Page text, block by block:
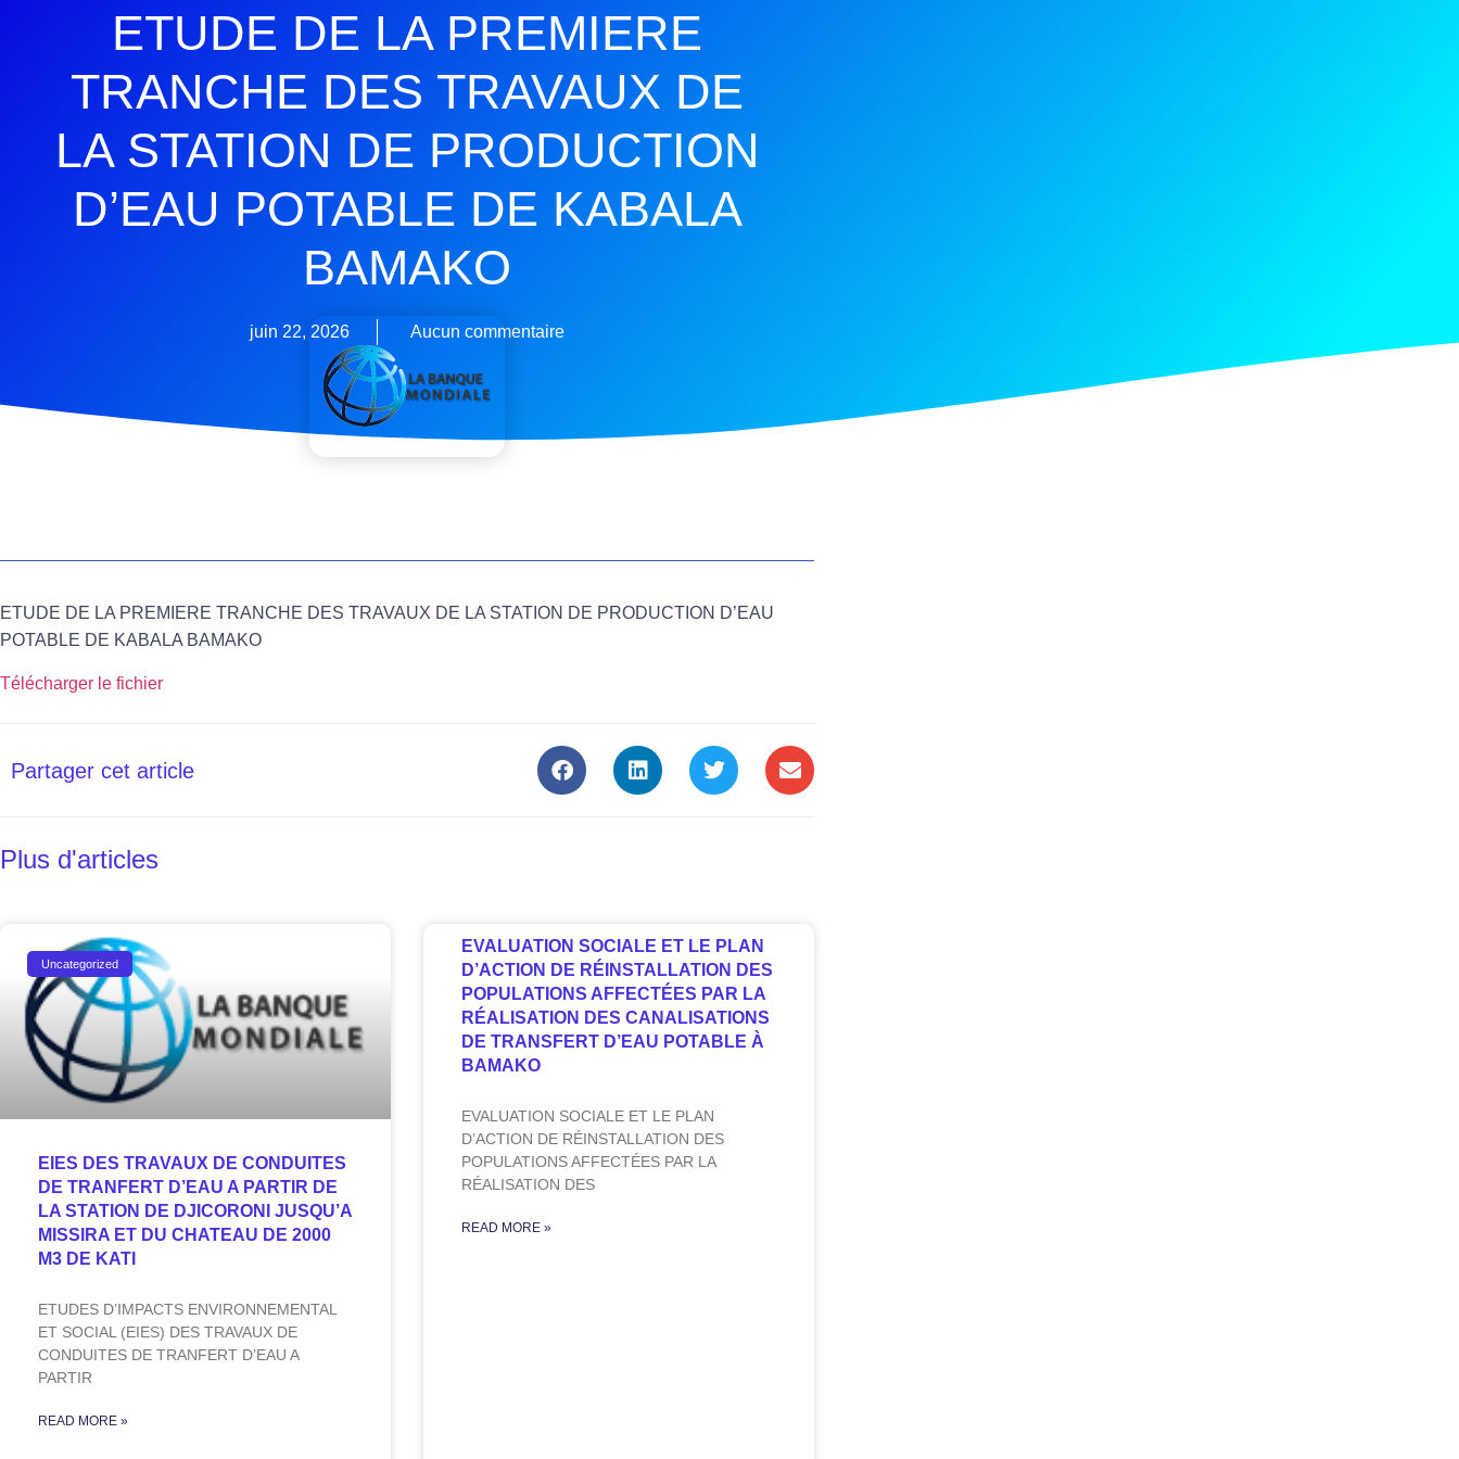
ETUDE DE LA PREMIERE
TRANCHE DES TRAVAUX DE
LA STATION DE PRODUCTION
D’EAU POTABLE DE KABALA
BAMAKO
juin 22, 2026 Aucun commentaire
ETUDE DE LA PREMIERE TRANCHE DES TRAVAUX DE LA STATION DE PRODUCTION D’EAU
POTABLE DE KABALA BAMAKO
Télécharger le fichier
Partager cet article
Plus d'articles
Uncategorized
EIES DES TRAVAUX DE CONDUITES
DE TRANFERT D’EAU A PARTIR DE
LA STATION DE DJICORONI JUSQU’A
MISSIRA ET DU CHATEAU DE 2000
M3 DE KATI
ETUDES D’IMPACTS ENVIRONNEMENTAL
ET SOCIAL (EIES) DES TRAVAUX DE
CONDUITES DE TRANFERT D’EAU A
PARTIR
READ MORE »
EVALUATION SOCIALE ET LE PLAN
D’ACTION DE RÉINSTALLATION DES
POPULATIONS AFFECTÉES PAR LA
RÉALISATION DES CANALISATIONS
DE TRANSFERT D’EAU POTABLE À
BAMAKO
EVALUATION SOCIALE ET LE PLAN
D’ACTION DE RÉINSTALLATION DES
POPULATIONS AFFECTÉES PAR LA
RÉALISATION DES
READ MORE »